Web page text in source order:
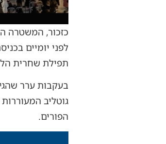
כזכור, המשטרה
לפני יומיים
תפילת שחרית
בעקבות ערר
גוטליב
הפורים.